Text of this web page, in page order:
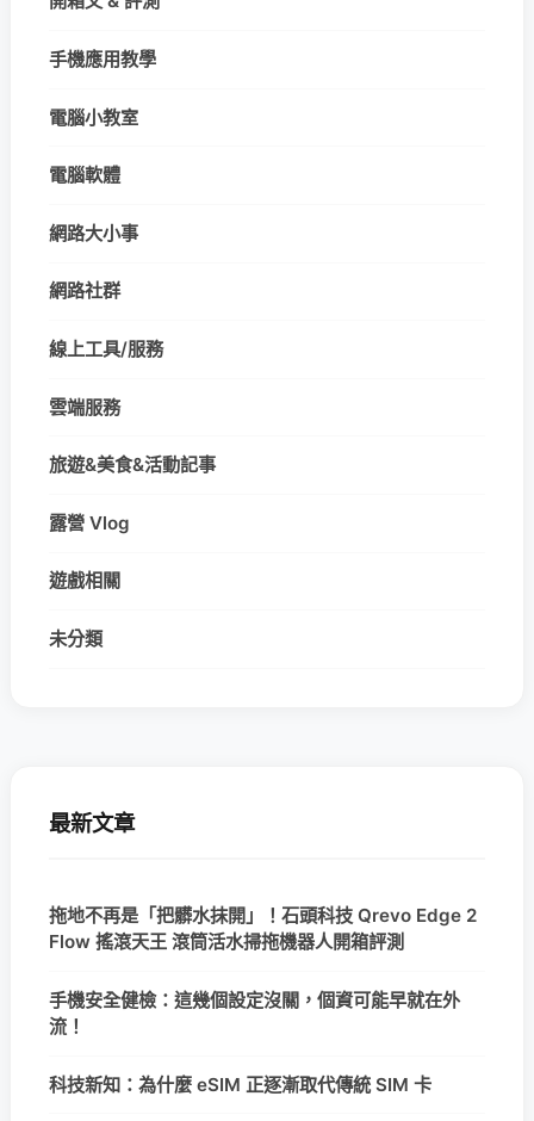
手機應用教學
電腦小教室
電腦軟體
網路大小事
網路社群
線上工具/服務
雲端服務
旅遊&美食&活動記事
露營 Vlog
遊戲相關
未分類
最新文章
拖地不再是「把髒水抹開」！石頭科技 Qrevo Edge 2
Flow 搖滾天王 滾筒活水掃拖機器人開箱評測
手機安全健檢：這幾個設定沒關，個資可能早就在外
流！
科技新知：為什麼 eSIM 正逐漸取代傳統 SIM 卡